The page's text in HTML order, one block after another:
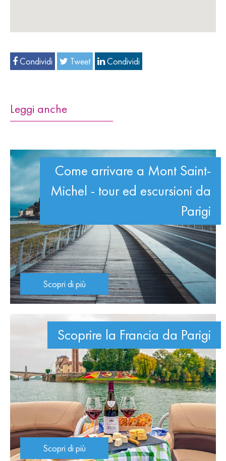
Condividi Tweet Condividi
Leggi anche
Come arrivare a Mont Saint-
Michel - tour ed escursioni da
Parigi
Scopri di più
Scoprire la Francia da Parigi
Scopri di più